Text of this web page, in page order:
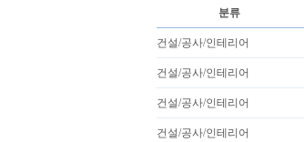
분류
건설/공사/인테리어
건설/공사/인테리어
건설/공사/인테리어
건설/공사/인테리어